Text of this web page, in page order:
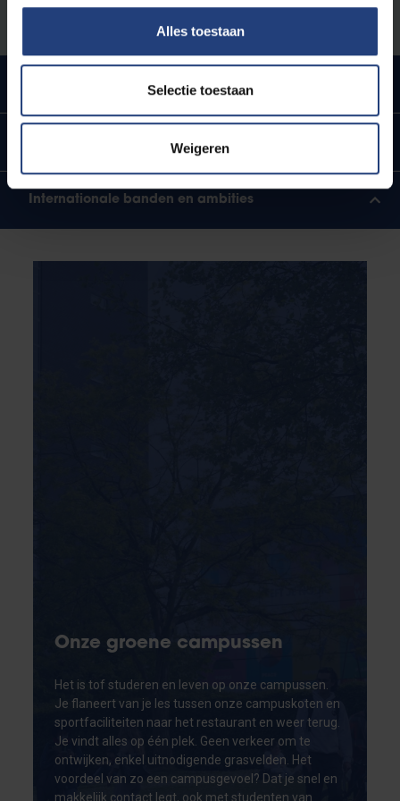
Alles toestaan
Selectie toestaan
Weigeren
Urban engaged university
Ligging in hartje Brussel
Internationale banden en ambities
Onze groene campussen
Het is tof studeren en leven op onze campussen.
Je flaneert van je les tussen onze campuskoten en
sportfaciliteiten naar het restaurant en weer terug.
Je vindt alles op één plek. Geen verkeer om te
ontwijken, enkel uitnodigende grasvelden. Het
voordeel van zo een campusgevoel? Dat je snel en
makkelijk contact legt, ook met studenten van